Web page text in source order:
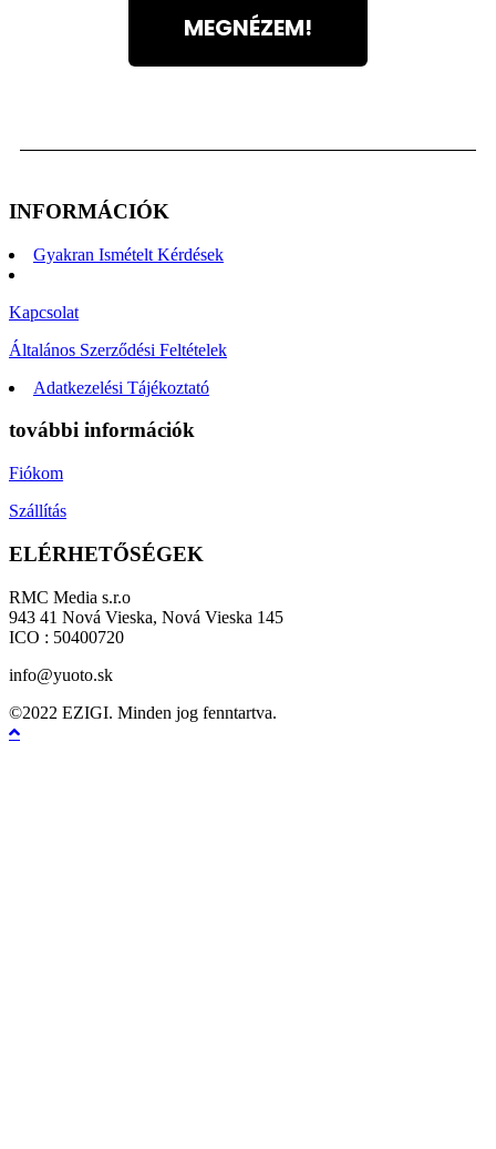
MEGNÉZEM!
INFORMÁCIÓK
Gyakran Ismételt Kérdések
Kapcsolat
Általános Szerződési Feltételek
Adatkezelési Tájékoztató
további információk
Fiókom
Szállítás
ELÉRHETŐSÉGEK
RMC Media s.r.o
943 41 Nová Vieska, Nová Vieska 145
ICO : 50400720
info@yuoto.sk
©2022 EZIGI. Minden jog fenntartva.